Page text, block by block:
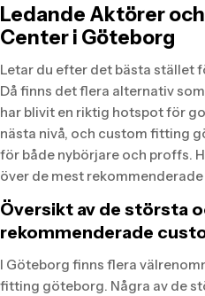
Ledande Aktörer
Center i Göteborg
Letar du efter det bästa
Då finns det flera alternativ
har blivit en riktig hotspot för
nästa nivå, och custom fitting
för både nybörjare och proffs.
över de mest
Översikt av de största
rekommenderade
I Göteborg finns flera
fitting göteborg. Några av de